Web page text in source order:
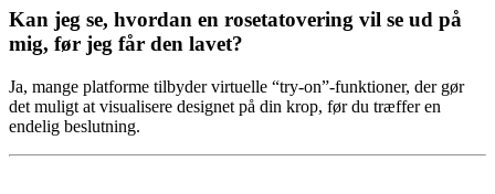
Kan jeg se, hvordan en rosetatovering vil se ud på
mig, før jeg får den lavet?
Ja, mange platforme tilbyder virtuelle “try-on”-funktioner, der gør
det muligt at visualisere designet på din krop, før du træffer en
endelig beslutning.